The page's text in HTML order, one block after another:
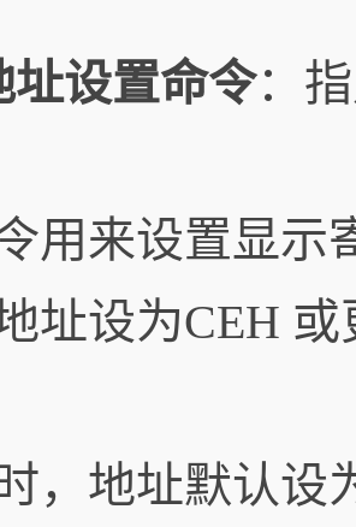
址设置命令：
用来设置显示
址设为CEH
，地址默认设